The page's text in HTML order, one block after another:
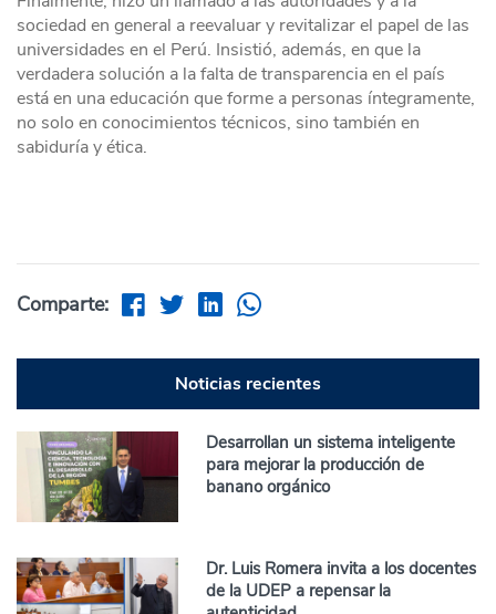
sociedad en general a reevaluar y revitalizar el papel de las
universidades en el Perú. Insistió, además, en que la
verdadera solución a la falta de transparencia en el país
está en una educación que forme a personas íntegramente,
no solo en conocimientos técnicos, sino también en
sabiduría y ética.
Comparte:
Noticias recientes
Desarrollan un sistema inteligente
para mejorar la producción de
banano orgánico
Dr. Luis Romera invita a los docentes
de la UDEP a repensar la